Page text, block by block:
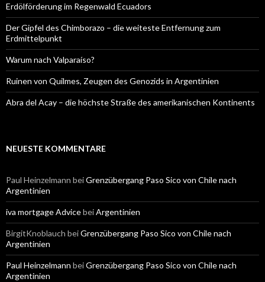
Erdölförderung im Regenwald Ecuadors
Der Gipfel des Chimborazo – die weiteste Entfernung zum
Erdmittelpunkt
Warum nach Valparaíso?
Ruinen von Quilmes, Zeugen des Genozids in Argentinien
Abra del Acay – die höchste Straße des amerikanischen Kontinents
NEUESTE KOMMENTARE
Paul Heinzelmann beiGrenzübergang Paso Sico von Chile nach
Argentinien
iva mortgage AdvicebeiArgentinien
BirgitKnoblauch beiGrenzübergang Paso Sico von Chile nach
Argentinien
Paul Heinzelmann beiGrenzübergang Paso Sico von Chile nach
Argentinien